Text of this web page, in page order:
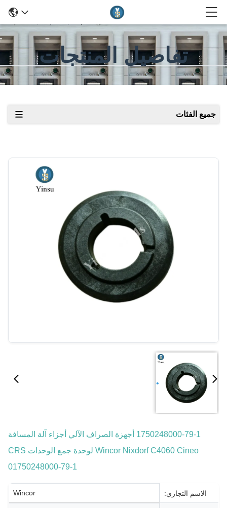
تفاصيل المنتجات
جميع الفئات
1750248000-79-1 أجهزة الصراف الآلي أجزاء آلة المسافة
Wincor Nixdorf C4060 Cineo لوحدة جمع الوحدات CRS
01750248000-79-1
الاسم التجاري: Wincor